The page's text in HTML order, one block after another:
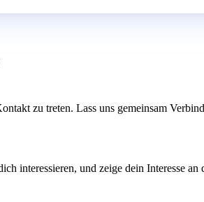
zu treten. Lass uns gemeinsam
interessieren, und zeige dein Interesse